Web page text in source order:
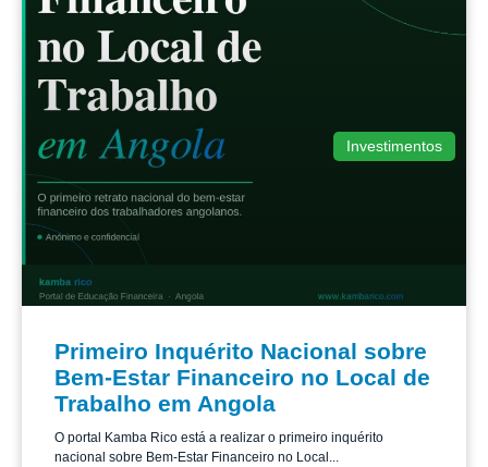
Investimentos
Primeiro Inquérito Nacional sobre
Bem-Estar Financeiro no Local de
Trabalho em Angola
O portal Kamba Rico está a realizar o primeiro inquérito
nacional sobre Bem-Estar Financeiro no Local...